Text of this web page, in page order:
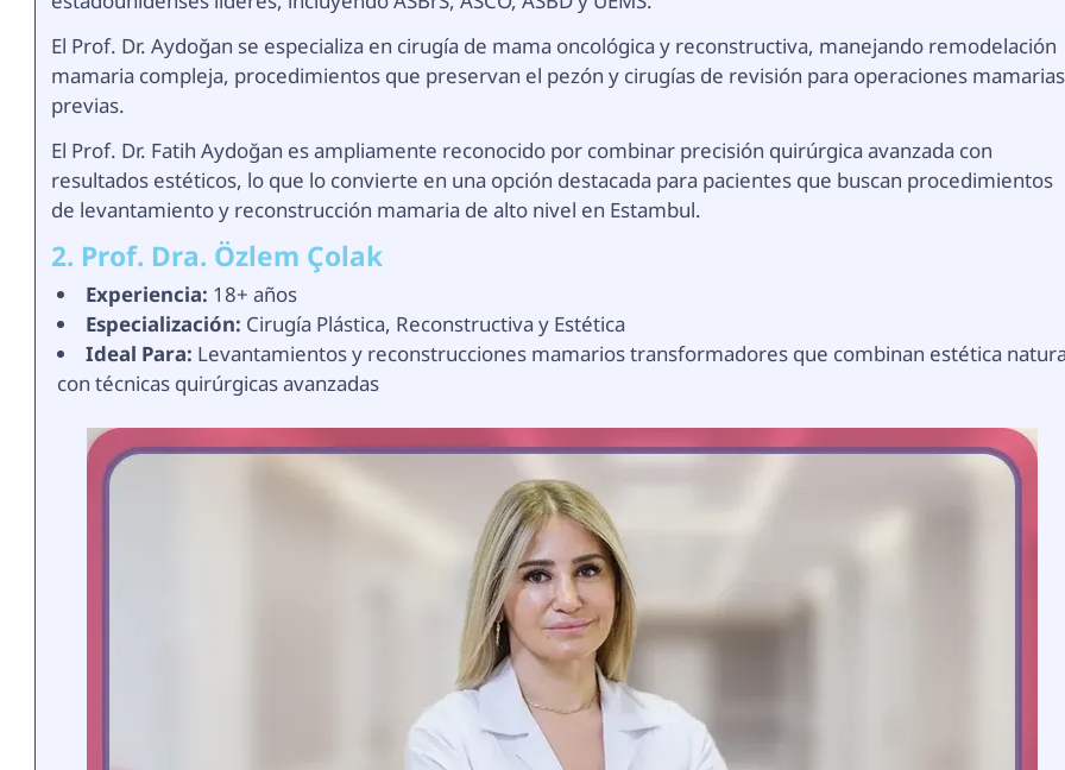
El Prof. Dr. Aydoğan se especializa en cirugía de mama oncológica y reconstructiva, manejando remodelación
mamaria compleja, procedimientos que preservan el pezón y cirugías de revisión para operaciones mamarias
previas.
El Prof. Dr. Fatih Aydoğan es ampliamente reconocido por combinar precisión quirúrgica avanzada con
resultados estéticos, lo que lo convierte en una opción destacada para pacientes que buscan procedimientos
de levantamiento y reconstrucción mamaria de alto nivel en Estambul.
2. Prof. Dra. Özlem Çolak
Experiencia: 18+ años
Especialización: Cirugía Plástica, Reconstructiva y Estética
Ideal Para: Levantamientos y reconstrucciones mamarios transformadores que combinan estética
con técnicas quirúrgicas avanzadas